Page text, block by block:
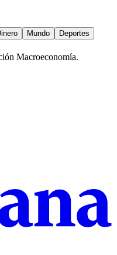
Mundo
Deportes
Macroeconomía.